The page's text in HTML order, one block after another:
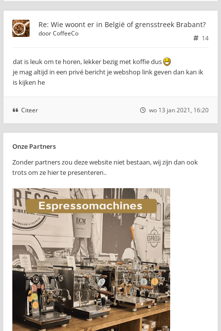
Re: Wie woont er in België of grensstreek Brabant?
14
doorCoffeeCo
dat is leuk om te horen, lekker bezig met koffie dus
je mag altijd in een privé bericht je webshop link geven dan kan ik
is kijken he
Citeer wo 13 jan 2021, 16:20
Onze Partners
Zonder partners zou deze website niet bestaan, wij zijn dan ook
trots om ze hier te presenteren..